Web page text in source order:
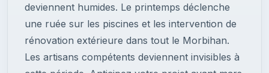
deviennent humides. Le printemps déclenche
une ruée sur les piscines et les intervention de
rénovation extérieure dans tout le Morbihan.
Les artisans compétents deviennent invisibles à